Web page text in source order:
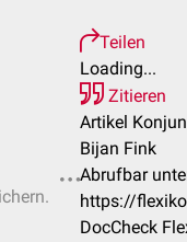
Teilen
Loading...
Zitieren
Artikel
Bijan Fink
Abrufbar
https://
DocCheck